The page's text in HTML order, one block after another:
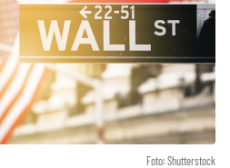
Foto: Shutterstock